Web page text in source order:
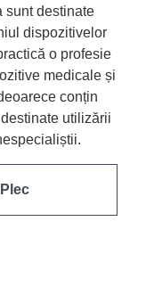
sunt destinate
dispozitivelor
o profesie
medicale și
conțin
utilizării